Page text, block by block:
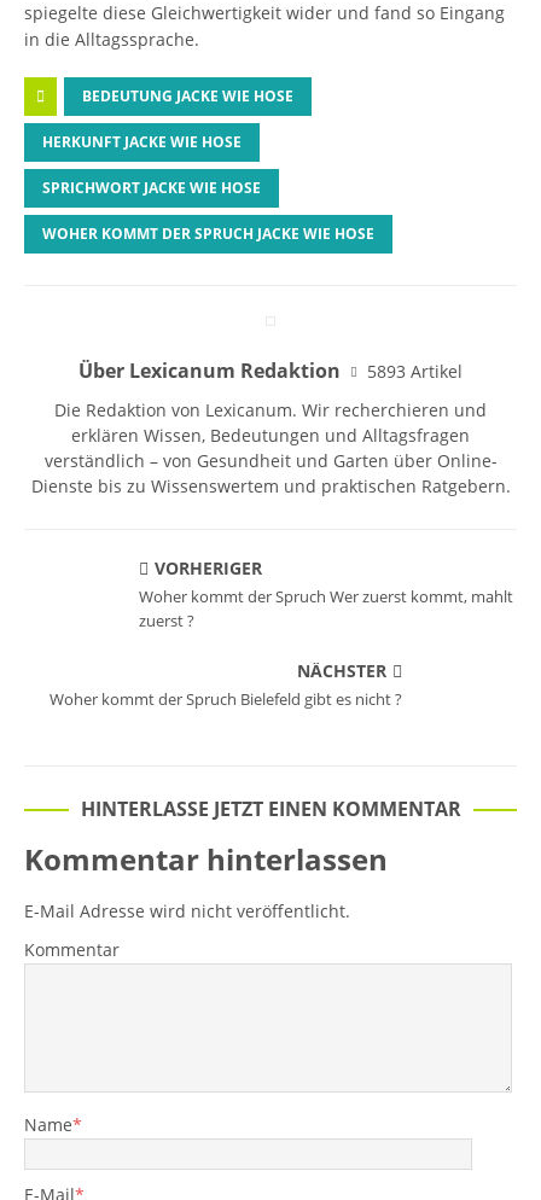
spiegelte diese Gleichwertigkeit wider und fand so Eingang
in die Alltagssprache.
BEDEUTUNG JACKE WIE HOSE
HERKUNFT JACKE WIE HOSE
SPRICHWORT JACKE WIE HOSE
WOHER KOMMT DER SPRUCH JACKE WIE HOSE
Über Lexicanum Redaktion
5893 Artikel
Die Redaktion von Lexicanum. Wir recherchieren und
erklären Wissen, Bedeutungen und Alltagsfragen
verständlich – von Gesundheit und Garten über Online-
Dienste bis zu Wissenswertem und praktischen Ratgebern.
VORHERIGER
Woher kommt der Spruch Wer zuerst kommt, mahlt
zuerst ?
NÄCHSTER
Woher kommt der Spruch Bielefeld gibt es nicht ?
HINTERLASSE JETZT EINEN KOMMENTAR
Kommentar hinterlassen
E-Mail Adresse wird nicht veröffentlicht.
Kommentar
Name*
E-Mail*